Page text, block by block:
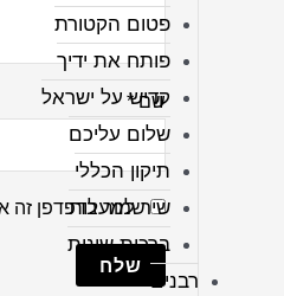
פטום הקטורת
פותח את ידיך
קדיש על ישראל
שלום עליכם
תיקון הכללי
שיר למעלות
ברכות שונות
רבנים
שם*
שמור בדפדפן זה